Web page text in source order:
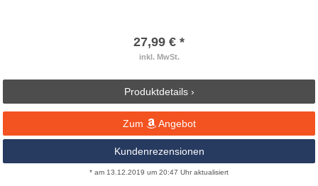
27,99 € *
inkl. MwSt.
Produktdetails ›
Zum Angebot
Kundenrezensionen
* am 13.12.2019 um 20:47 Uhr aktualisiert